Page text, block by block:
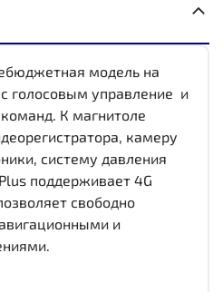
модель на
голосовым управление и
К магнитоле
камеру
систему давления
поддерживает 4G
свободно
и